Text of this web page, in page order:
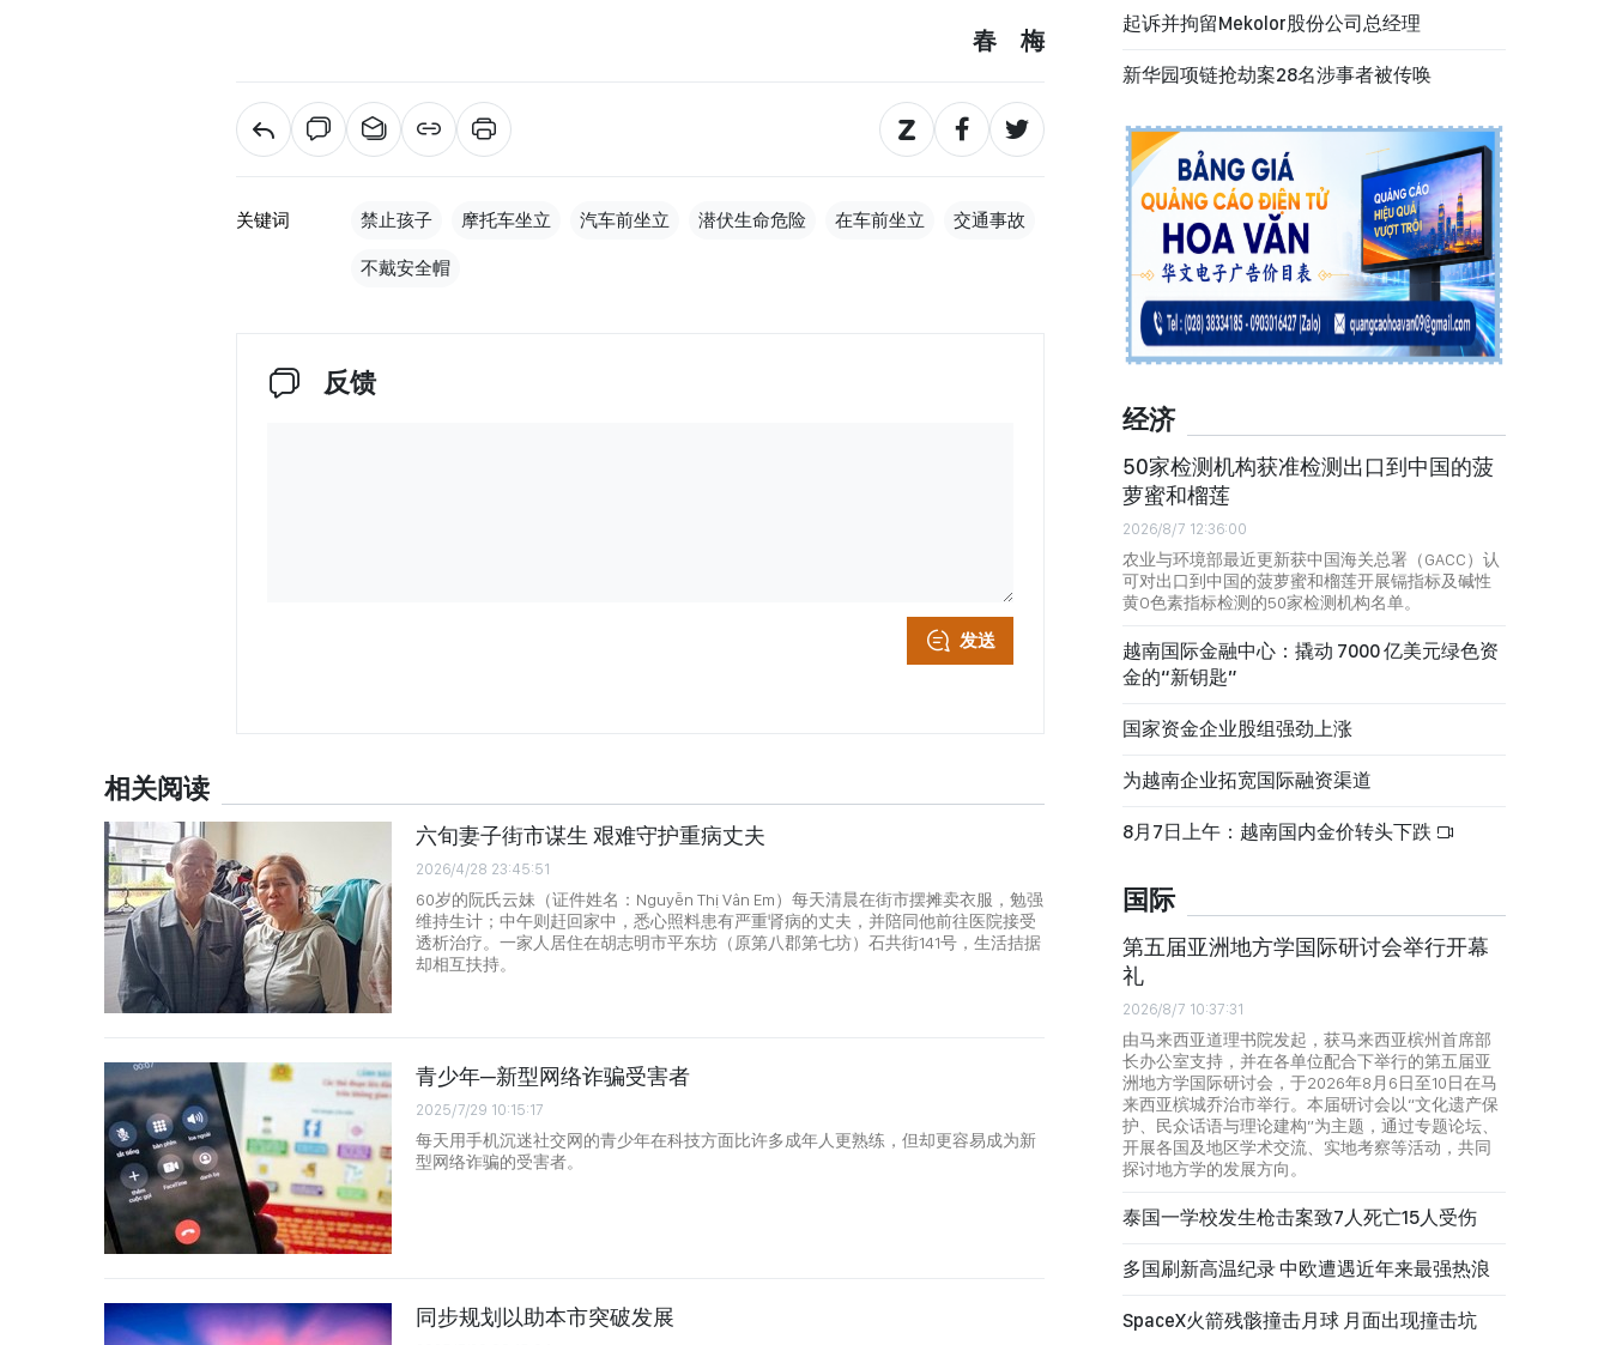
春 梅
关键词 禁止孩子 摩托车坐立 汽车前坐立 潜伏生命危险 在车前坐立 交通事故
不戴安全帽
反馈
发送
相关阅读
六旬妻子街市谋生 艰难守护重病丈夫
2026/4/28 23:45:51
60岁的阮氏云妹（证件姓名：Nguyễn Thị Vân Em）每天清晨在街市摆摊卖衣服，勉强
维持生计；中午则赶回家中，悉心照料患有严重肾病的丈夫，并陪同他前往医院接受
透析治疗。一家人居住在胡志明市平东坊（原第八郡第七坊）石共街141号，生活拮据
却相互扶持。
青少年─新型网络诈骗受害者
2025/7/29 10:15:17
每天用手机沉迷社交网的青少年在科技方面比许多成年人更熟练，但却更容易成为新
型网络诈骗的受害者。
同步规划以助本市突破发展
起诉并拘留Mekolor股份公司总经理
新华园项链抢劫案28名涉事者被传唤
经济
50家检测机构获准检测出口到中国的菠
萝蜜和榴莲
2026/8/7 12:36:00
农业与环境部最近更新获中国海关总署（GACC）认
可对出口到中国的菠萝蜜和榴莲开展镉指标及碱性
黄O色素指标检测的50家检测机构名单。
越南国际金融中心：撬动 7000 亿美元绿色资
金的“新钥匙”
国家资金企业股组强劲上涨
为越南企业拓宽国际融资渠道
8月7日上午：越南国内金价转头下跌
国际
第五届亚洲地方学国际研讨会举行开幕
礼
2026/8/7 10:37:31
由马来西亚道理书院发起，获马来西亚槟州首席部
长办公室支持，并在各单位配合下举行的第五届亚
洲地方学国际研讨会，于2026年8月6日至10日在马
来西亚槟城乔治市举行。本届研讨会以“文化遗产保
护、民众话语与理论建构”为主题，通过专题论坛、
开展各国及地区学术交流、实地考察等活动，共同
探讨地方学的发展方向。
泰国一学校发生枪击案致7人死亡15人受伤
多国刷新高温纪录 中欧遭遇近年来最强热浪
SpaceX火箭残骸撞击月球 月面出现撞击坑